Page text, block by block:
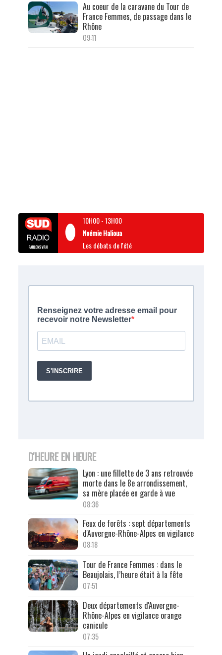
Au coeur de la caravane du Tour de
France Femmes, de passage dans le
Rhône
09:11
10H00-13H00
Noémie Halioua
Les débats de l'été
D'HEURE EN HEURE
Lyon : une fillette de 3 ans retrouvée
morte dans le 8e arrondissement,
sa mère placée en garde à vue
08:36
Feux de forêts : sept départements
d'Auvergne-Rhône-Alpes en vigilance
08:18
Tour de France Femmes : dans le
Beaujolais, l’heure était à la fête
07:51
Deux départements d'Auvergne-
Rhône-Alpes en vigilance orange
canicule
07:35